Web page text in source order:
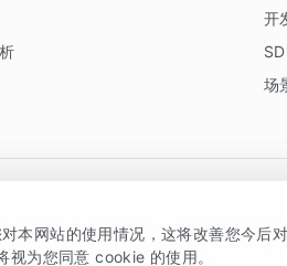
开
场
相关说明 京ICP备15038330号
本网站的使用情况，这将改善您今
视为您同意 cookie 的使用。